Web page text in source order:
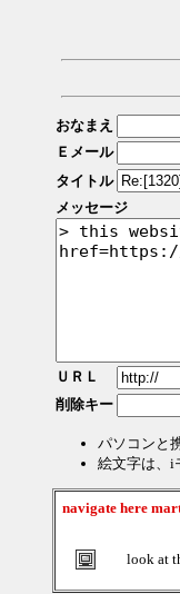
おなまえ
Ｅメール
タイトル
メッセージ
ＵＲＬ
削除キー
パソコンと
絵文字は、i
navigate here
look at